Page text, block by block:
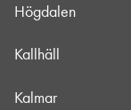
Högdalen
Kallhäll
Kalmar